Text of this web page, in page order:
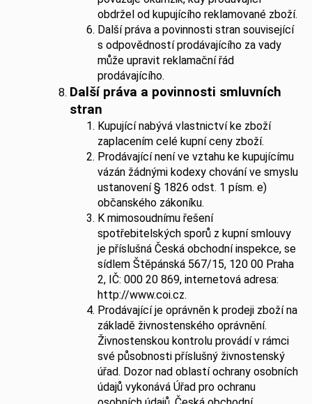
obdržel od kupujícího reklamované zboží.
Další práva a povinnosti stran související
s odpovědností prodávajícího za vady
může upravit reklamační řád
prodávajícího.
Další práva a povinnosti smluvních
stran
Kupující nabývá vlastnictví ke zboží
zaplacením celé kupní ceny zboží.
Prodávající není ve vztahu ke kupujícímu
vázán žádnými kodexy chování ve smyslu
ustanovení § 1826 odst. 1 písm. e)
občanského zákoníku.
K mimosoudnímu řešení
spotřebitelských sporů z kupní smlouvy
je příslušná Česká obchodní inspekce, se
sídlem Štěpánská 567/15, 120 00 Praha
2, IČ: 000 20 869, internetová adresa:
http://www.coi.cz.
Prodávající je oprávněn k prodeji zboží na
základě živnostenského oprávnění.
Živnostenskou kontrolu provádí v rámci
své působnosti příslušný živnostenský
úřad. Dozor nad oblastí ochrany osobních
údajů vykonává Úřad pro ochranu